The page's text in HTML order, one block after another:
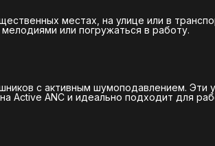
местах, на улице или в
или погружаться в работу.
с активным шумоподавлением. Эти
Active ANC и идеально подходит для